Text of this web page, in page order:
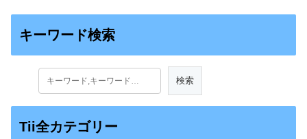
キーワード検索
Tii全カテゴリー